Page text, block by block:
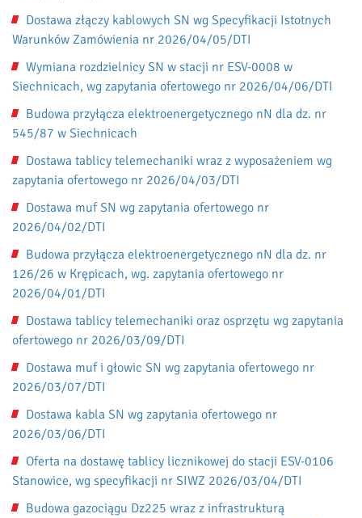
Dostawa złączy kablowych SN wg Specyfikacji Istotnych
Warunków Zamówienia nr 2026/04/05/DTI
Wymiana rozdzielnicy SN w stacji nr ESV-0008 w
Siechnicach, wg zapytania ofertowego nr 2026/04/06/DTI
Budowa przyłącza elektroenergetycznego nN dla dz. nr
545/87 w Siechnicach
Dostawa tablicy telemechaniki wraz z wyposażeniem wg
zapytania ofertowego nr 2026/04/03/DTI
Dostawa muf SN wg zapytania ofertowego nr
2026/04/02/DTI
Budowa przyłącza elektroenergetycznego nN dla dz. nr
126/26 w Krępicach, wg. zapytania ofertowego nr
2026/04/01/DTI
Dostawa tablicy telemechaniki oraz osprzętu wg zapytania
ofertowego nr 2026/03/09/DTI
Dostawa muf i głowic SN wg zapytania ofertowego nr
2026/03/07/DTI
Dostawa kabla SN wg zapytania ofertowego nr
2026/03/06/DTI
Oferta na dostawę tablicy licznikowej do stacji ESV-0106
Stanowice, wg specyfikacji nr SIWZ 2026/03/04/DTI
Budowa gazociągu Dz225 wraz z infrastrukturą